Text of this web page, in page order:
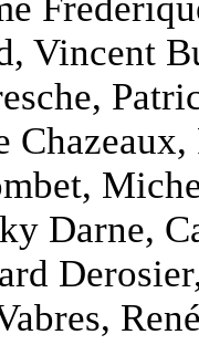
Vincent
Darne,